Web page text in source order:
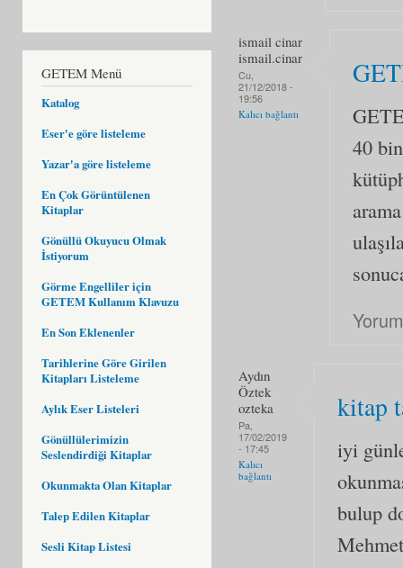
GETEM Menü
Katalog
Eser'e göre listeleme
Yazar'a göre listeleme
En Çok Görüntülenen
Kitaplar
Gönüllü Okuyucu Olmak
İstiyorum
Görme Engelliler için
GETEM Kullanım Klavuzu
En Son Eklenenler
Tarihlerine Göre Girilen
Kitapları Listeleme
Aylık Eser Listeleri
Gönüllülerimizin
Seslendirdiği Kitaplar
Okunmakta Olan Kitaplar
Talep Edilen Kitaplar
Sesli Kitap Listesi
ismail cinar
ismail.cinar
Cu,
21/12/2018 -
19:56
Kalıcı bağlantı
40
Aydın
Öztek
ozteka
Pa,
17/02/2019
- 17:45
Kalıcı
bağlantı
kitap
iyi
bulup